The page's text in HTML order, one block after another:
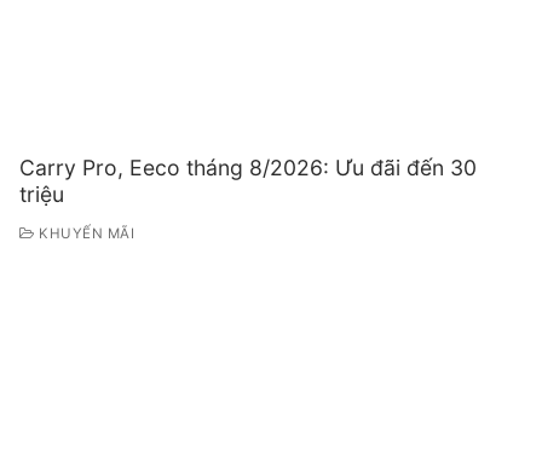
Carry Pro, Eeco tháng 8/2026: Ưu đãi đến 30
triệu
KHUYẾN MÃI